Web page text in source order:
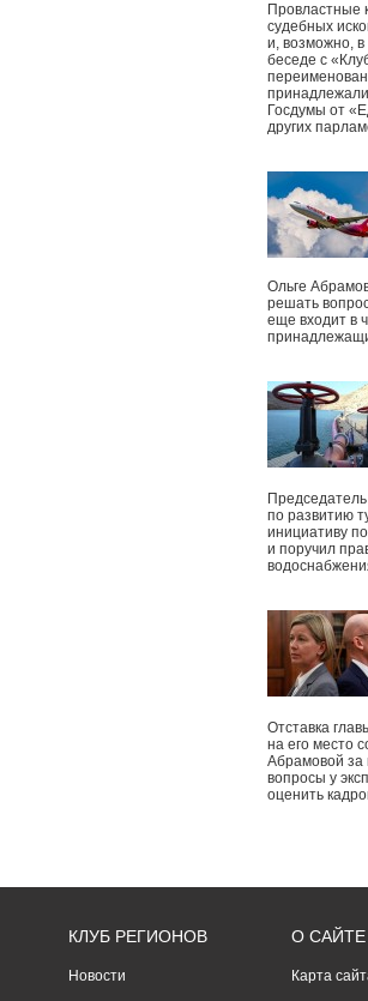
Провластные
судебных
и, возможно,
беседе с
Госдумы от
других
Ольге
решать
еще входит в
по развитию
инициативу
и поручил
Отставка
на его место
Абрамовой за
вопросы у
оценить
КЛУБ РЕГИОНОВ
Новости
О САЙТЕ
Карта